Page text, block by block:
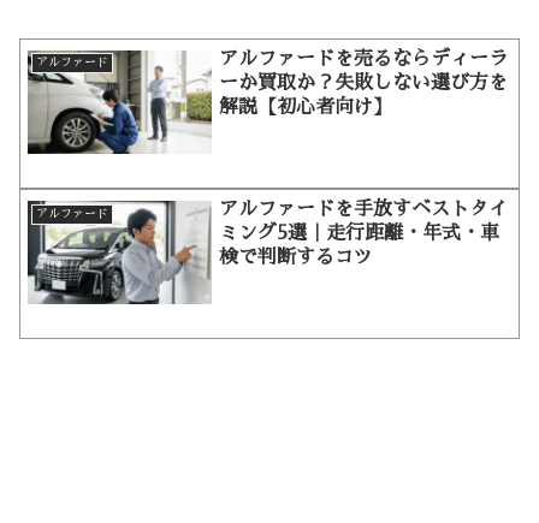
アルファード
アルファードを売るならディーラ
ーか買取か？失敗しない選び方を
解説【初心者向け】
アルファード
アルファードを手放すベストタイ
ミング5選｜走行距離・年式・車
検で判断するコツ